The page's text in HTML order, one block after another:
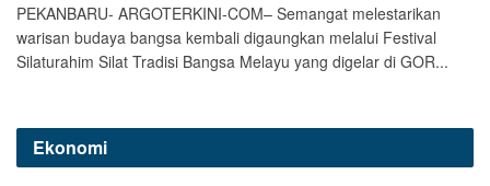
PEKANBARU- ARGOTERKINI-COM– Semangat melestarikan
warisan budaya bangsa kembali digaungkan melalui Festival
Silaturahim Silat Tradisi Bangsa Melayu yang digelar di GOR...
Ekonomi